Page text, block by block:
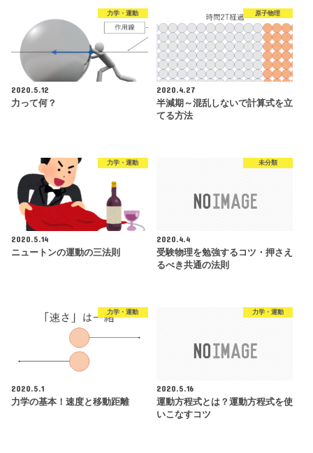
力学・運動
2020.5.12
力って何？
原子物理
2020.4.27
半減期～混乱しないで計算式を立
てる方法
力学・運動
2020.5.14
ニュートンの運動の三法則
未分類
2020.4.4
受験物理を勉強するコツ・押さえ
るべき共通の法則
力学・運動
2020.5.1
力学の基本！速度と移動距離
力学・運動
2020.5.16
運動方程式とは？運動方程式を使
いこなすコツ